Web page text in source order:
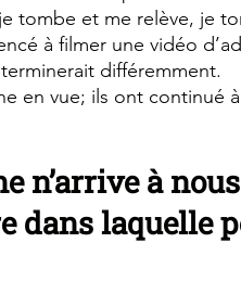
tombe et me relève, je
à filmer une vidéo
différemment.
en vue; ils ont continué
n’arrive à
dans laquelle